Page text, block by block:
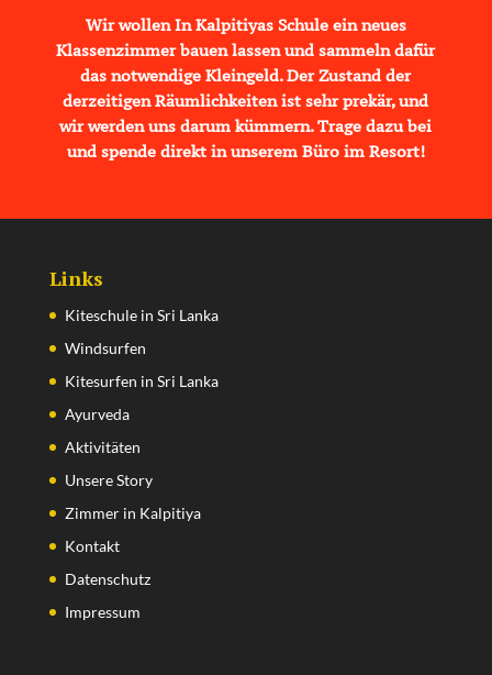
Wir wollen In Kalpitiyas Schule ein neues
Klassenzimmer bauen lassen und sammeln dafür
das notwendige Kleingeld. Der Zustand der
derzeitigen Räumlichkeiten ist sehr prekär, und
wir werden uns darum kümmern. Trage dazu bei
und spende direkt in unserem Büro im Resort!
Links
Kiteschule in Sri Lanka
Windsurfen
Kitesurfen in Sri Lanka
Ayurveda
Aktivitäten
Unsere Story
Zimmer in Kalpitiya
Kontakt
Datenschutz
Impressum